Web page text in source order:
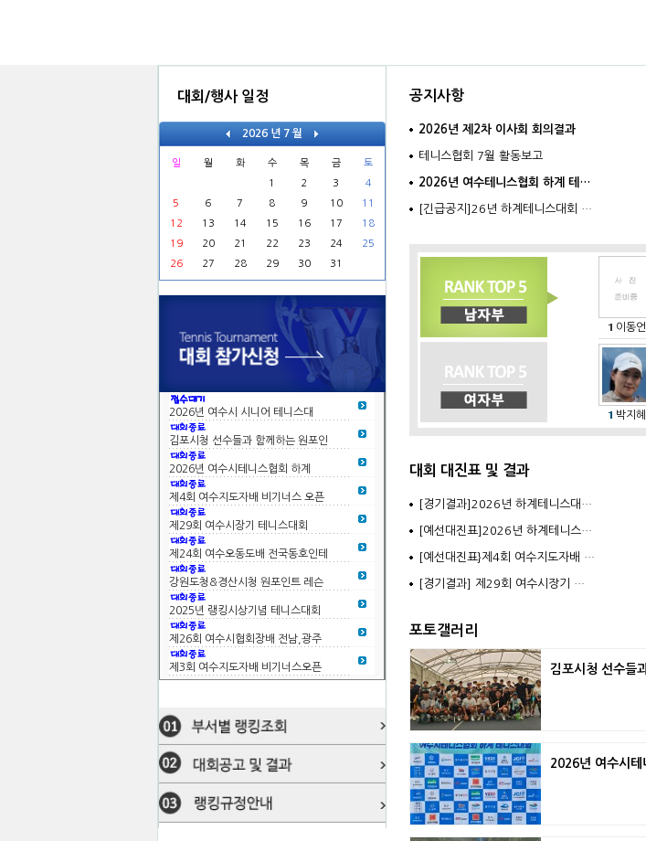
대회/행사 일정
2026 년 7 월
일 월 화 수 목 금
토
1
2 3
4
5
6 7 8 9 10
11
12
13 14 15 16 17
18
19
20 21 22 23 24
25
26
27 28 29 30 31
대회요강 및 참가신청
2026년 여수시 시니어 테니스대
김포시청 선수들과 함께하는 원포인
2026년 여수시테니스협회 하계
제4회 여수지도자배 비기너스 오픈
제29회 여수시장기 테니스대회
제24회 여수오동도배 전국동호인테
강원도청&경산시청 원포인트 레슨
2025년 랭킹시상기념 테니스대회
제26회 여수시협회장배 전남,광주
제3회 여수지도자배 비기너스오픈
공지사항
2026년 제2차 이사회 회의결과
테니스협회 7월 활동보고
2026년 여수테니스협회 하계 테…
[긴급공지]26년 하계테니스대회 …
이동언
박지혜
대회 대진표 및 결과
[경기결과]2026년 하계테니스대…
[예선대진표]2026년 하계테니스…
[예선대진표}제4회 여수지도자배 …
[경기결과] 제29회 여수시장기 …
포토갤러리